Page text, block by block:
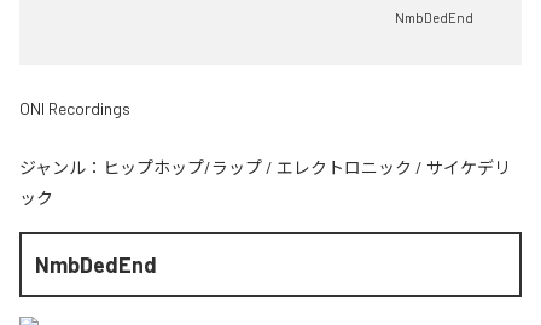
NmbDedEnd
ONI Recordings
ジャンル： ヒップホップ/ラップ / エレクトロニック / サイケデリ
ック
NmbDedEnd